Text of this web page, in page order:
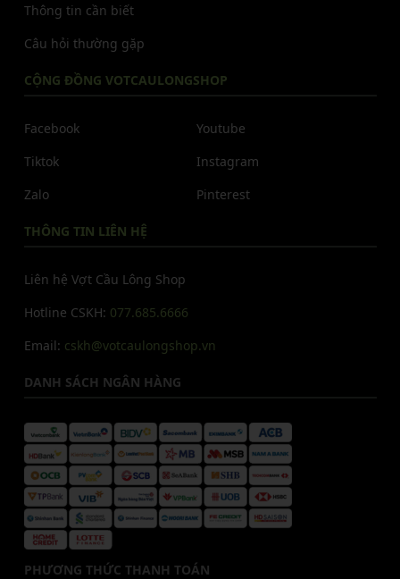
Thông tin cần biết
Câu hỏi thường gặp
CỘNG ĐỒNG VOTCAULONGSHOP
Facebook
Tiktok
Zalo
Youtube
Instagram
Pinterest
THÔNG TIN LIÊN HỆ
Liên hệ Vợt Cầu Lông Shop
Hotline CSKH: 077.685.6666
Email: cskh@votcaulongshop.vn
DANH SÁCH NGÂN HÀNG
PHƯƠNG THỨC THANH TOÁN